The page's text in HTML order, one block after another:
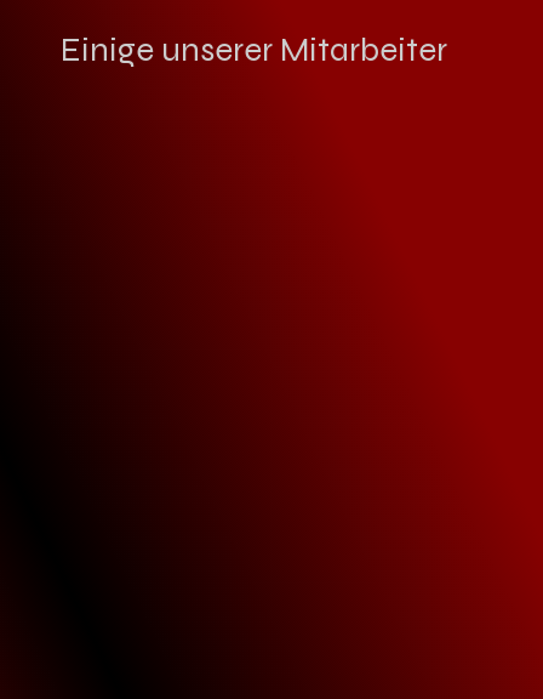
Einige unserer Mitarbeiter